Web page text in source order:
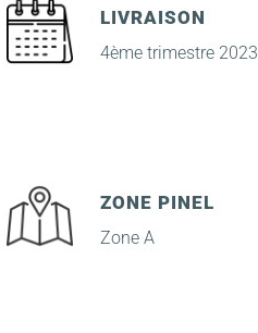
LIVRAISON
4ème trimestre 2023
ZONE PINEL
Zone A